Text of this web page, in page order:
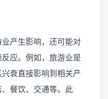
产生影响，还可能对
应。例如，旅游业是
衰直接影响到相关产
餐饮、交通等。此